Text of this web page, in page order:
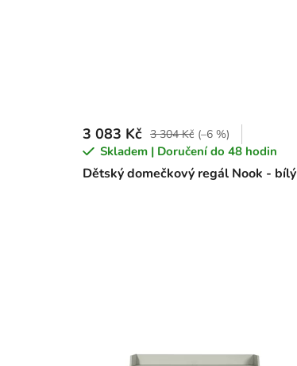
Dětský domečkový regál Nook - bílý
3 083 Kč 3 304 Kč (–6 %)
Skladem | Doručení do 48 hodin